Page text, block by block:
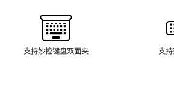
支持妙控键盘双面夹 支